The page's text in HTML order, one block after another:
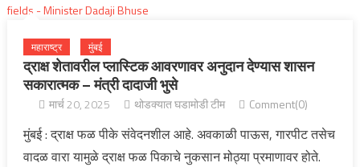
महाराष्ट्र मुंबई
द्राक्ष शेतावरील प्लास्टिक आवरणावर अनुदान देण्यास शासन
सकारात्मक – मंत्री दादाजी भुसे
मार्च 20, 2025 थोडक्यात घडामोडी टीम Comment(0)
मुंबई : द्राक्ष फळ पीके संवेदनशील आहे. अवकाळी पाऊस, गारपीट तसेच
वादळ वारा यामुळे द्राक्ष फळ पिकाचे नुकसान मोठ्या प्रमाणावर होते.